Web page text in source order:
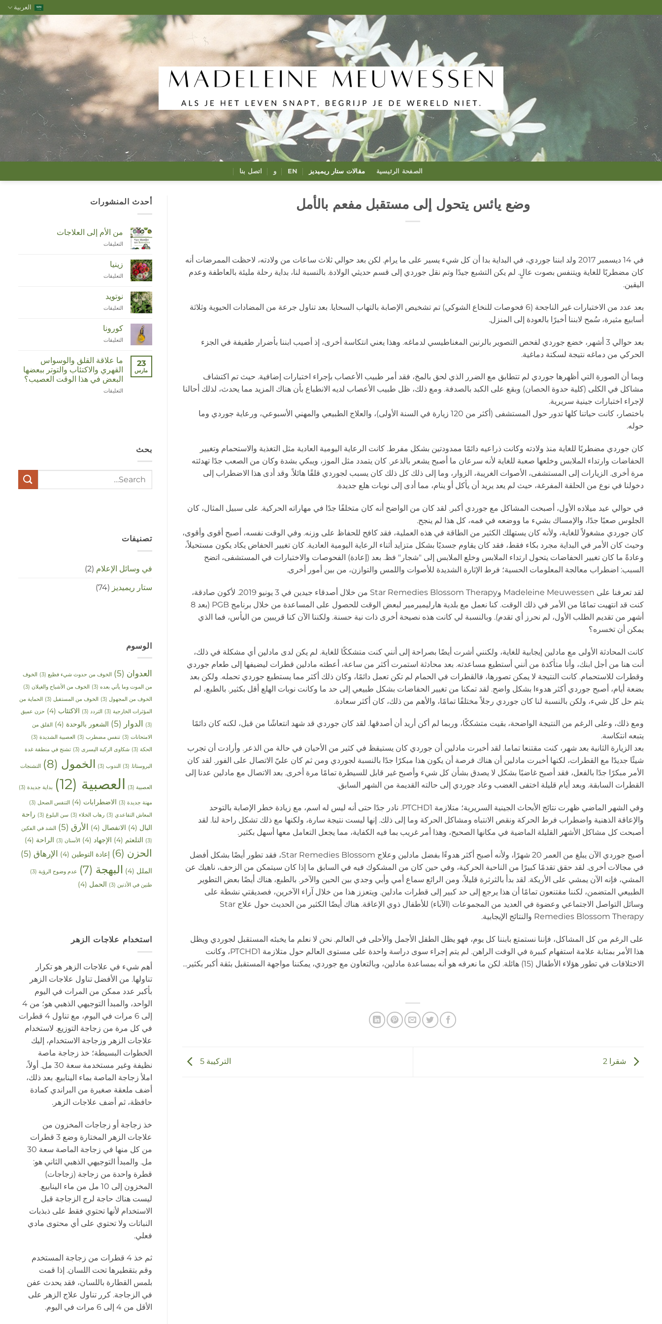
للمحتوى
العربية
الصفحة الرئيسية مقالات ستار ريميديز EN و اتصل بنا
وضع يائس يتحول إلى مستقبل مفعم بالأمل
في 14 ديسمبر 2017 ولد ابننا جوردي، في البداية بدا أن كل شيء يسير على ما يرام. لكن بعد حوالي ثلاث ساعات من ولادته، لاحظت الممرضات أنه
كان مضطربًا للغاية ويتنفس بصوت عالٍ. لم يكن التشبع جيدًا وتم نقل جوردي إلى قسم حديثي الولادة. بالنسبة لنا، بداية رحلة مليئة بالعاطفة وعدم
اليقين.
بعد عدد من الاختبارات غير الناجحة (6 فحوصات للنخاع الشوكي) تم تشخيص الإصابة بالتهاب السحايا. بعد تناول جرعة من المضادات الحيوية وثلاثة
أسابيع مثيرة، سُمح لابننا أخيرًا بالعودة إلى المنزل.
بعد حوالي 3 أشهر، خضع جوردي لفحص التصوير بالرنين المغناطيسي لدماغه. وهذا يعني انتكاسة أخرى، إذ أصيب ابننا بأضرار طفيفة في الجزء
الحركي من دماغه نتيجة لسكتة دماغية.
وبما أن الصورة التي أظهرها جوردي لم تتطابق مع الضرر الذي لحق بالمخ، فقد أمر طبيب الأعصاب بإجراء اختبارات إضافية. حيث تم اكتشاف
مشاكل في الكلى (كلية حدوة الحصان) وبقع على الكبد بالصدفة. ومع ذلك، ظل طبيب الأعصاب لديه الانطباع بأن هناك المزيد مما يحدث، لذلك أحالنا
لإجراء اختبارات جينية سريرية.
باختصار، كانت حياتنا كلها تدور حول المستشفى (أكثر من 120 زيارة في السنة الأولى)، والعلاج الطبيعي والمهني الأسبوعي، ورعاية جوردي وما
حوله.
كان جوردي مضطربًا للغاية منذ ولادته وكانت ذراعيه دائمًا ممدودتين بشكل مفرط. كانت الرعاية اليومية العادية مثل التغذية والاستحمام وتغيير
الحفاضات وارتداء الملابس وخلعها صعبة للغاية لأنه سرعان ما أصبح يشعر بالذعر. كان يتمدد مثل الموز، ويبكي بشدة وكان من الصعب جدًا تهدئته
مرة أخرى. الزيارات إلى المستشفى، الأصوات الغريبة، الزوار، وما إلى ذلك كل ذلك كان يسبب لجوردي قلقًا هائلاً. وقد أدى هذا الاضطراب إلى
دخولنا في نوع من الحلقة المفرغة، حيث لم يعد يريد أن يأكل أو ينام، مما أدى إلى نوبات هلع جديدة.
في حوالي عيد ميلاده الأول، أصبحت المشاكل مع جوردي أكبر. لقد كان من الواضح أنه كان متخلفًا جدًا في مهاراته الحركية. على سبيل المثال، كان
الجلوس صعبًا جدًا، والإمساك بشيء ما ووضعه في فمه، كل هذا لم ينجح.
كان جوردي مشغولاً للغاية، ولأنه كان يستهلك الكثير من الطاقة في هذه العملية، فقد كافح للحفاظ على وزنه. وفي الوقت نفسه، أصبح أقوى وأقوى،
وحيث كان الأمر في البداية مجرد بكاء فقط، فقد كان يقاوم جسديًا بشكل متزايد أثناء الرعاية اليومية العادية. كان تغيير الحفاض يكاد يكون مستحيلاً،
وعادةً ما كان تغيير الحفاضات يتحول ارتداء الملابس وخلع الملابس إلى "شجار" فظ. بعد (إعادة) الفحوصات والاختبارات في المستشفى، اتضح
السبب: اضطراب معالجة المعلومات الحسية؛ فرط الإثارة الشديدة للأصوات واللمس والتوازن، من بين أمور أخرى.
لقد تعرفنا على Madeleine Meuwessen وStar Remedies Blossom Therapy من خلال أصدقاء جيدين في 3 يونيو 2019. لأكون صادقة،
كنت قد انتهيت تمامًا من الأمر في ذلك الوقت. كنا نعمل مع بلدية هارليميرمير لبعض الوقت للحصول على المساعدة من خلال برنامج PGB (بعد 8
أشهر من تقديم الطلب الأول، لم نحرز أي تقدم). وبالنسبة لي كانت هذه نصيحة أخرى ذات نية حسنة. ولكننا الآن كنا قريبين من اليأس، فما الذي
يمكن أن تخسره؟
كانت المحادثة الأولى مع مادلين إيجابية للغاية، ولكنني أشرت أيضًا بصراحة إلى أنني كنت متشككًا للغاية. لم يكن لدى مادلين أي مشكلة في ذلك،
أنت هنا من أجل ابنك، وأنا متأكدة من أنني أستطيع مساعدته. بعد محادثة استمرت أكثر من ساعة، أعطته مادلين قطرات ليضيفها إلى طعام جوردي
وقطرات للاستحمام. كانت النتيجة لا يمكن تصورها، فالقطرات في الحمام لم تكن تعمل دائمًا، وكان ذلك أكثر مما يستطيع جوردي تحمله. ولكن بعد
بضعة أيام، أصبح جوردي أكثر هدوءا بشكل واضح. لقد تمكنا من تغيير الحفاضات بشكل طبيعي إلى حد ما وكانت نوبات الهلع أقل بكثير. بالطبع، لم
يتم حل كل شيء، ولكن بالنسبة لنا كان جوردي رجلاً مختلفًا تمامًا، والأهم من ذلك، كان أكثر سعادة.
ومع ذلك، وعلى الرغم من النتيجة الواضحة، بقيت متشككًا، وربما لم أكن أريد أن أصدقها. لقد كان جوردي قد شهد انتعاشًا من قبل، لكنه كان دائمًا
يتبعه انتكاسة.
بعد الزيارة الثانية بعد شهر، كنت مقتنعا تماما. لقد أخبرت مادلين أن جوردي كان يستيقظ في كثير من الأحيان في حالة من الذعر. وأرادت أن تجرب
شيئًا جديدًا مع القطرات، لكنها أخبرت مادلين أن هناك فرصة أن يكون هذا مبكرًا جدًا بالنسبة لجوردي ومن ثم كان عليّ الاتصال على الفور. لقد كان
الأمر مبكرًا جدًا بالفعل، فقد أصبح غاضبًا بشكل لا يصدق بشأن كل شيء وأصبح غير قابل للسيطرة تمامًا مرة أخرى. بعد الاتصال مع مادلين عدنا إلى
القطرات السابقة. وبعد أيام قليلة اختفى الغضب وعاد جوردي إلى حالته القديمة من الشهر السابق.
وفي الشهر الماضي ظهرت نتائج الأبحاث الجينية السريرية؛ متلازمة PTCHD1. نادر جدًا حتى أنه ليس له اسم، مع زيادة خطر الإصابة بالتوحد
والإعاقة الذهنية واضطراب فرط الحركة ونقص الانتباه ومشاكل الحركة وما إلى ذلك. إنها ليست نتيجة سارة، ولكنها مع ذلك تشكل راحة لنا. لقد
أصبحت كل مشاكل الأشهر القليلة الماضية في مكانها الصحيح، وهذا أمر غريب بما فيه الكفاية، مما يجعل التعامل معها أسهل بكثير.
أصبح جوردي الآن يبلغ من العمر 20 شهرًا، ولأنه أصبح أكثر هدوءًا بفضل مادلين وعلاج Star Remedies Blossom، فقد تطور أيضًا بشكل أفضل
في مجالات أخرى. لقد حقق تقدمًا كبيرًا من الناحية الحركية، وفي حين كان من المشكوك فيه في السابق ما إذا كان سيتمكن من الزحف، ناهيك عن
المشي، فإنه الآن يمشي على الأريكة. لقد بدأ بالثرثرة قليلاً، ومن الرائع سماع أمي وأبي وجدي بين الحين والآخر. بالطبع، هناك أيضًا بعض التطوير
الطبيعي المتضمن، لكننا مقتنعون تمامًا أن هذا يرجع إلى حد كبير إلى قطرات مادلين. ويتعزز هذا من خلال آراء الآخرين، فصديقتي نشطة على
وسائل التواصل الاجتماعي وعضوة في العديد من المجموعات (الآباء) للأطفال ذوي الإعاقة. هناك أيضًا الكثير من الحديث حول علاج Star
Remedies Blossom Therapy والنتائج الإيجابية.
على الرغم من كل المشاكل، فإننا نستمتع بابننا كل يوم، فهو يظل الطفل الأجمل والأحلى في العالم. نحن لا نعلم ما يخبئه المستقبل لجوردي ويظل
هذا الأمر بمثابة علامة استفهام كبيرة في الوقت الراهن. لم يتم إجراء سوى دراسة واحدة على مستوى العالم حول متلازمة PTCHD1، وكانت
الاختلافات في تطور هؤلاء الأطفال (15) هائلة. لكن ما نعرفه هو أنه بمساعدة مادلين، وبالتعاون مع جوردي، يمكننا مواجهة المستقبل بثقة أكبر بكثير...
شقرا 2 التركيبة 5
أحدث المنشورات
من الأم إلى العلاجات
التعليقاتعلى
Remedies
زينيا
التعليقاتعلى
نوتويد
التعليقاتعلى
مغلقةكورونا
التعليقاتعلى
مغلقة
23
مارس
ما علاقة القلق والوسواس
القهري والاكتئاب والتوتر ببعضها
البعض في هذا الوقت العصيب؟
التعليقاتعلى
in
بحث
تصنيفات
في وسائل الإعلام (2)
ستار ريميديز (74)
الوسوم
العدوان (5) الخوف من حدوث شيء فظيع (3)
الخوف
من الموت وما يأتي بعده (3) الخوف من الأشباح والغيلان (3)
الخوف من المجهول (3) الخوف من المستقبل (3)
الحماية من
المؤثرات الخارجية (3) التردد (3) الاكتئاب (4) حزن عميق
(3) الدوار (5) الشعور بالوحدة (4)
القلق من
الامتحانات (3) تنفس مضطرب (3) العصبية الشديدة (3)
الحكة (3) شكاوى الركبة اليسرى (3) تشنج في منطقة غدة
البروستاتا. (3) الندوب (3) الخمول (8) التشنجات
العصبية (3) العصبية (12) بداية جديدة (3)
مهنة جديدة (3) الاضطرابات (4) التنفس الضحل (3)
المعاش التقاعدي (3) رهاب الخلاء (3) سن البلوغ (3)
راحة
البال (4) الانفصال (4) الأرق (5)
الشد في الفكين
(3)
التلعثم (4) الإجهاد (4) الأسنان (3) الراحة (4)
الحزن (6) إعادة التوطين (4) الإرهاق (5)
الملل (4) البهجة (7) عدم وضوح الرؤية (3)
طنين في الأذنين (3) الحمل (4)
استخدام علاجات الزهر
أهم شيء في علاجات الزهر هو تكرار
تناولها. من الأفضل تناول علاجات الزهر
بأكبر عدد ممكن من المرات في اليوم
الواحد، والمبدأ التوجيهي الذهبي هو؛ من 4
إلى 6 مرات في اليوم، مع تناول 4 قطرات
في كل مرة من زجاجة التوزيع. لاستخدام
علاجات الزهر وزجاجة الاستخدام، إليك
الخطوات البسيطة؛ خذ زجاجة ماصة
نظيفة وغير مستخدمة سعة 30 مل. أولاً،
املأ زجاجة الماصة بماء الينابيع. بعد ذلك،
أضف ملعقة صغيرة من البراندي كمادة
حافظة، ثم أضف علاجات الزهر.
خذ زجاجة أو زجاجات المخزون من
علاجات الزهر المختارة وضع 3 قطرات
من كل منها في زجاجة الماصة سعة 30
مل. والمبدأ التوجيهي الذهبي الثاني هو:
قطرة واحدة من زجاجة (زجاجات)
المخزون إلى 10 مل من ماء الينابيع.
ليست هناك حاجة لرج الزجاجة قبل
الاستخدام لأنها تحتوي فقط على ذبذبات
النباتات ولا تحتوي على أي محتوى مادي
فعلي.
ثم خذ 4 قطرات من زجاجة المستخدم
وقم بتقطيرها تحت اللسان. إذا قمت
بلمس القطارة باللسان، فقد يحدث عفن
في الزجاجة. كرر تناول علاج الزهر على
الأقل من 4 إلى 6 مرات في اليوم.